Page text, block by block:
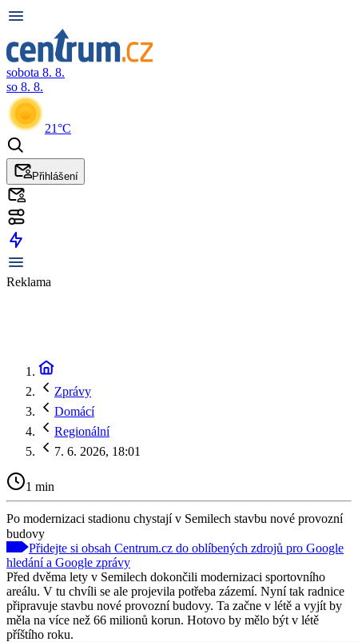
sobota 8. 8.
so 8. 8.
21°C
Přihlášení
Reklama
Zprávy
Domácí
Regionální
7. 6. 2026, 18:01
1 min
Po modernizaci stadionu chystají v Semilech stavbu nové provozní
budovy
Přidejte si obsah Centrum.cz do oblíbených zdrojů pro Google
hledání a Google zprávy
Před dvěma lety v Semilech dokončili modernizaci sportovního
areálu. V tu chvíli se ale projevila potřeba zázemí. Nyní tak radnice
připravuje stavbu nové provozní budovy. Ta začne v létě a vyjít by
měla na více než 66 milionů korun. Hotovo by mělo být v létě
příštího roku.